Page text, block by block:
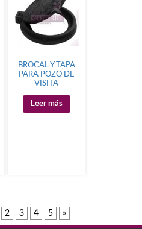
BROCAL Y TAPA
PARA POZO DE
VISITA
Leer más
2 3 4 5 »